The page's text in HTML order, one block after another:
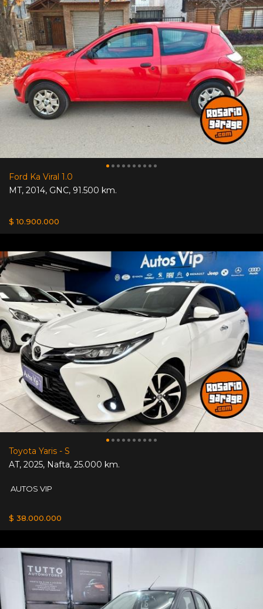
Ford Ka Viral 1.0
MT, 2014, GNC, 91.500 km.
$ 10.900.000
Toyota Yaris - S
AT, 2025, Nafta, 25.000 km.
AUTOS VIP
$ 38.000.000